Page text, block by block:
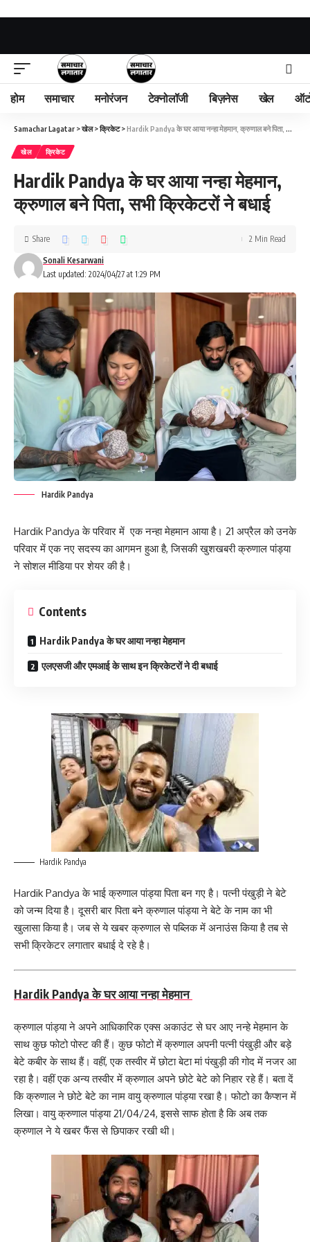
होम समाचार मनोरंजन टेक्नोलॉजी बिज़नेस खेल
Samachar Lagatar >खेल>क्रिकेट>Hardik Pandya के घर आया नन्हा मेहमान, क्रुणाल बने पिता, सभी क्रिकेटरों ने बधाई
खेल क्रिकेट
Hardik Pandya के घर आया नन्हा मेहमान,
क्रुणाल बने पिता, सभी क्रिकेटरों ने बधाई
Last updated: 2024/04/27 at 1:29 PM
Sonali Kesarwani
Share 2 Min Read
Hardik Pandya
Hardik Pandya के परिवार में एक नन्हा मेहमान आया है। 21 अप्रैल को उनके
परिवार में एक नए सदस्‍य का आगमन हुआ है, जिसकी खुशखबरी क्रुणाल पांड्या
ने सोशल मीडिया पर शेयर की है।
Contents
Hardik Pandya के घर आया नन्हा मेहमान
एलएसजी और एमआई के साथ इन क्रिकेटरों ने दी बधाई
Hardik Pandya
Hardik Pandya के भाई क्रुणाल पांड्या पिता बन गए है। पत्नी पंखुड़ी ने बेटे
को जन्म दिया है। दूसरी बार पिता बने क्रुणाल पांड्या ने बेटे के नाम का भी
खुलासा किया है। जब से ये खबर क्रुणाल से पब्लिक में अनाउंस किया है तब से
सभी क्रिकेटर लगातार बधाई दे रहे है।
Hardik Pandya के घर आया नन्हा मेहमान
क्रुणाल पांड्या ने अपने आधिकारिक एक्स अकाउंट से घर आए नन्‍हे मेहमान के
साथ कुछ फोटो पोस्‍ट की हैं। कुछ फोटो में क्रुणाल अपनी पत्नी पंखुड़ी और बड़े
बेटे कबीर के साथ हैं। वहीं, एक तस्‍वीर में छोटा बेटा मां पंखुड़ी की गोद में नजर आ
रहा है। वहीं एक अन्‍य तस्‍वीर में क्रुणाल अपने छोटे बेटे को निहार रहे हैं। बता दें
कि क्रुणाल ने छोटे बेटे का नाम वायु क्रुणाल पांड्या रखा है। फोटो का कैप्शन में
लिखा। वायु क्रुणाल पांड्या 21/04/24, इससे साफ होता है कि अब तक
क्रुणाल ने ये खबर फैंस से छिपाकर रखी थी।